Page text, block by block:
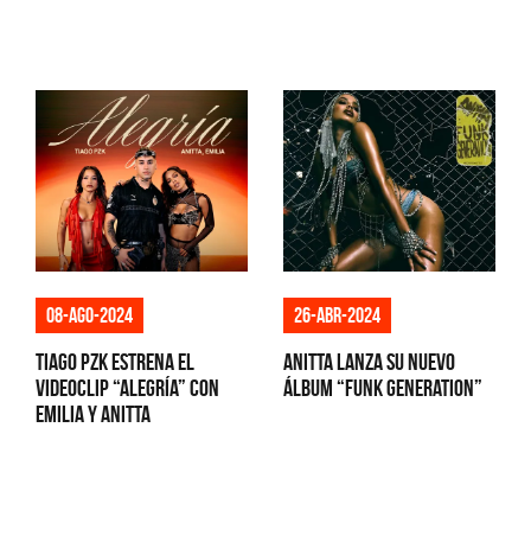
08-ago-2024
Tiago PZK estrena el
videoclip “Alegría” con
Emilia y Anitta
26-abr-2024
Anitta lanza su nuevo
álbum “Funk generation”